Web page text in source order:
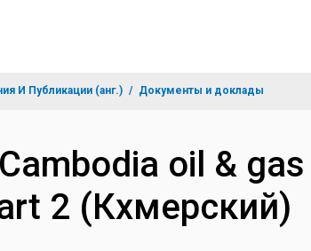
И Публикации (анг.) Документы и доклады
oil &
2 (Кхмерский)